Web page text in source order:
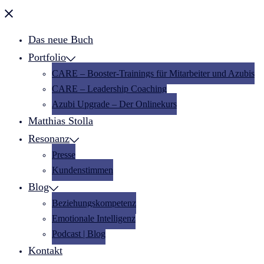
Menü
Das neue Buch
Portfolio
CARE – Booster-Trainings für Mitarbeiter und Azubis
CARE – Leadership Coaching
Azubi Upgrade – Der Onlinekurs
Matthias Stolla
Resonanz
Presse
Kundenstimmen
Blog
Beziehungskompetenz
Emotionale Intelligenz
Podcast | Blog
Kontakt